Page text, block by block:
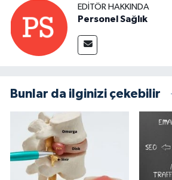
EDITÖR HAKKINDA
Personel Sağlık
Bunlar da ilginizi çekebilir